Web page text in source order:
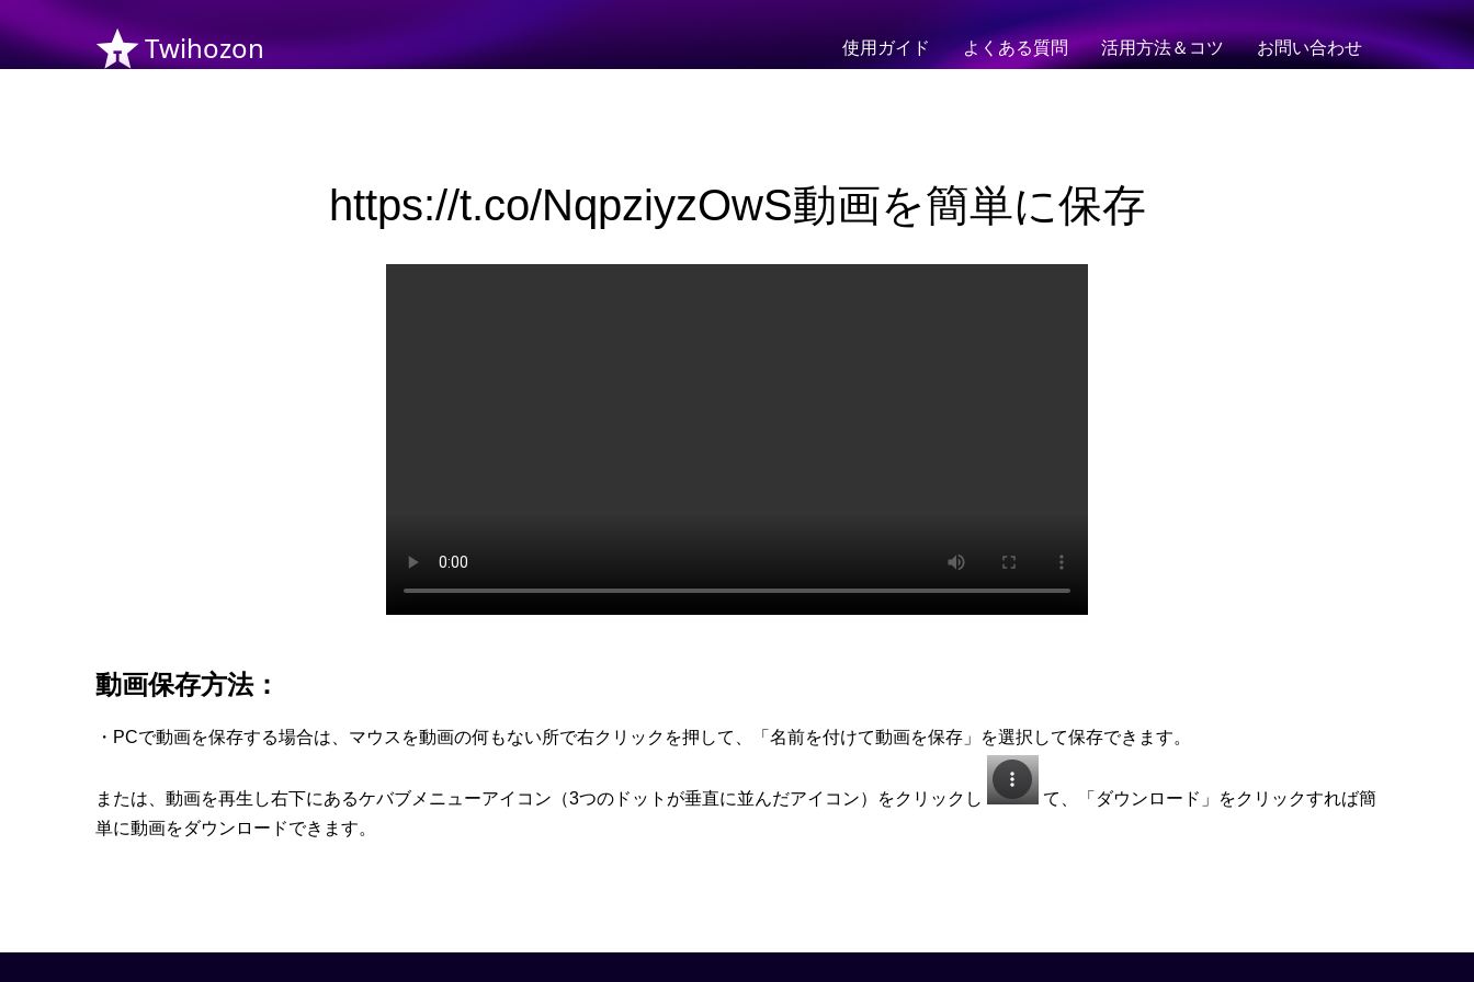
Twihozon 使用ガイド よくある質問 活用方法＆コツ お問い合わせ
https://t.co/NqpziyzOwS動画を簡単に保存
動画保存方法：
・PCで動画を保存する場合は、マウスを動画の何もない所で右クリックを押して、「名前を付けて動画を保存」を選択して保存できます。
または、動画を再生し右下にあるケバブメニューアイコン（3つのドットが垂直に並んだアイコン）をクリックし
て、「ダウンロード」をクリックすれば簡
単に動画をダウンロードできます。